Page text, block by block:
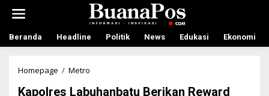
t
Beranda Headline Politik News Edukasi Ekonomi
Homepage / Metro
p
Kapolres Labuhanbatu Berikan Reward